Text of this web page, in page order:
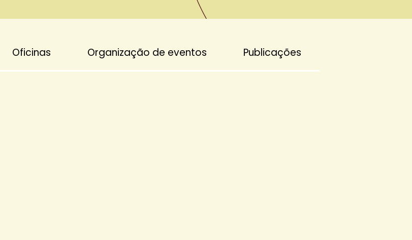
Oficinas Organização de eventos Publicações